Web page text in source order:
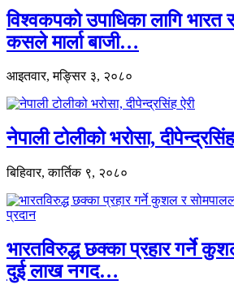
विश्वकपको उपाधिका लागि भारत
कसले मार्ला बाजी…
आइतवार, मङ्सिर ३, २०८०
नेपाली टोलीको भरोसा,
बिहिवार, कार्तिक ९, २०८०
भारतविरुद्ध छक्का प्रहार गर्ने
दुई लाख नगद…